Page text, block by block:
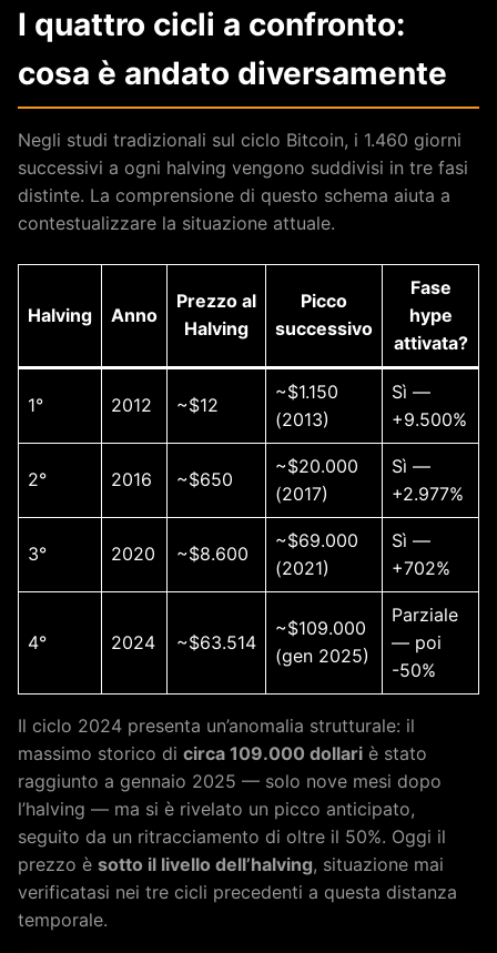
I quattro cicli a confronto:
cosa è andato diversamente
Negli studi tradizionali sul ciclo Bitcoin, i 1.460 giorni
successivi a ogni halving vengono suddivisi in tre fasi
distinte. La comprensione di questo schema aiuta a
contestualizzare la situazione attuale.
Halving Anno
Prezzo al
Halving
Picco
successivo
Fase
hype
attivata?
1° 2012 ~$12
~$1.150
(2013)
Sì —
+9.500%
2° 2016 ~$650
~$20.000
(2017)
Sì —
+2.977%
3° 2020 ~$8.600
~$69.000
(2021)
Sì —
+702%
4° 2024 ~$63.514
~$109.000
(gen 2025)
Parziale
— poi
-50%
Il ciclo 2024 presenta un’anomalia strutturale: il
massimo storico di circa 109.000 dollari è stato
raggiunto a gennaio 2025 — solo nove mesi dopo
l’halving — ma si è rivelato un picco anticipato,
seguito da un ritracciamento di oltre il 50%. Oggi il
prezzo è sotto il livello dell’halving, situazione mai
verificatasi nei tre cicli precedenti a questa distanza
temporale.